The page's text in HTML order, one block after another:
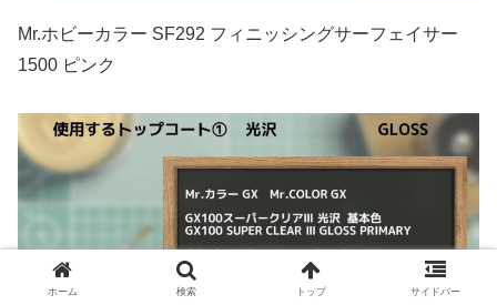
Mr.ホビーカラー SF292 フィニッシングサーフェイサー
1500 ピンク
ホーム 検索 トップ サイドバー